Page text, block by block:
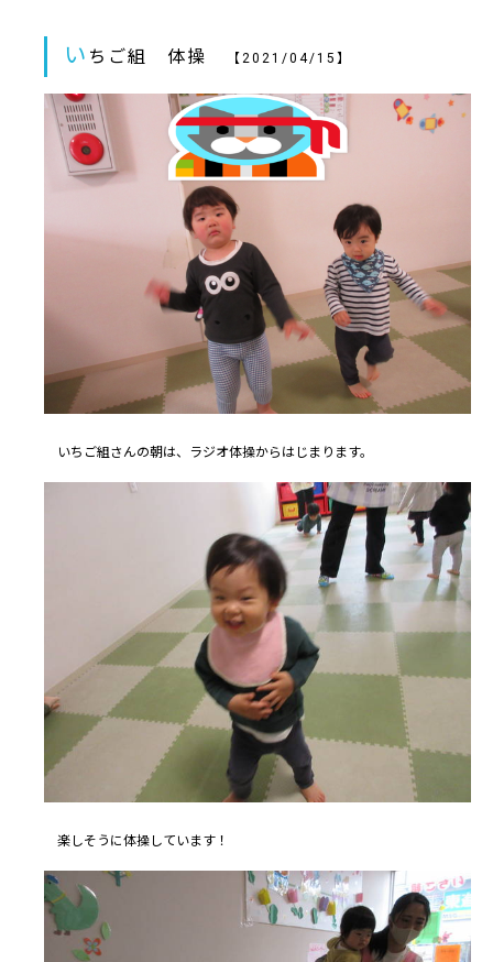
い ちご組 体操 【2021/04/15】
いちご組さんの朝は、ラジオ体操からはじまります。
楽しそうに体操しています！